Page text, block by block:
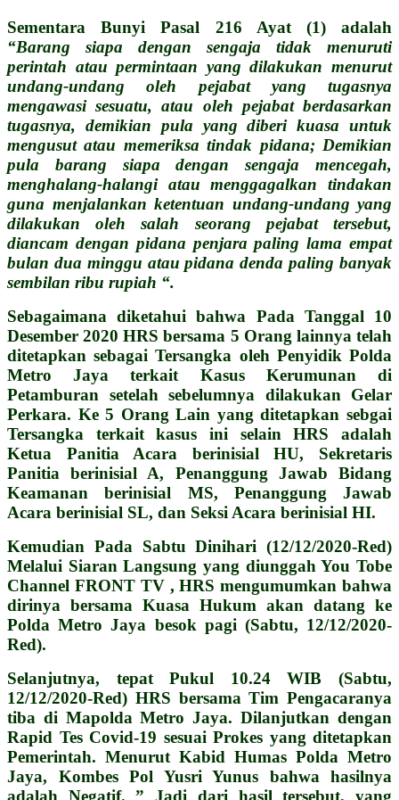
Sementara Bunyi Pasal 216 Ayat (1) adalah
“Barang siapa dengan sengaja tidak menuruti
perintah atau permintaan yang dilakukan menurut
undang-undang oleh pejabat yang tugasnya
mengawasi sesuatu, atau oleh pejabat berdasarkan
tugasnya, demikian pula yang diberi kuasa untuk
mengusut atau memeriksa tindak pidana; Demikian
pula barang siapa dengan sengaja mencegah,
menghalang-halangi atau menggagalkan tindakan
guna menjalankan ketentuan undang-undang yang
dilakukan oleh salah seorang pejabat tersebut,
diancam dengan pidana penjara paling lama empat
bulan dua minggu atau pidana denda paling banyak
sembilan ribu rupiah “.
Sebagaimana diketahui bahwa Pada Tanggal 10
Desember 2020 HRS bersama 5 Orang lainnya telah
ditetapkan sebagai Tersangka oleh Penyidik Polda
Metro Jaya terkait Kasus Kerumunan di
Petamburan setelah sebelumnya dilakukan Gelar
Perkara. Ke 5 Orang Lain yang ditetapkan sebgai
Tersangka terkait kasus ini selain HRS adalah
Ketua Panitia Acara berinisial HU, Sekretaris
Panitia berinisial A, Penanggung Jawab Bidang
Keamanan berinisial MS, Penanggung Jawab
Acara berinisial SL, dan Seksi Acara berinisial HI.
Kemudian Pada Sabtu Dinihari (12/12/2020-Red)
Melalui Siaran Langsung yang diunggah You Tobe
Channel FRONT TV , HRS mengumumkan bahwa
dirinya bersama Kuasa Hukum akan datang ke
Polda Metro Jaya besok pagi (Sabtu, 12/12/2020-
Red).
Selanjutnya, tepat Pukul 10.24 WIB (Sabtu,
12/12/2020-Red) HRS bersama Tim Pengacaranya
tiba di Mapolda Metro Jaya. Dilanjutkan dengan
Rapid Tes Covid-19 sesuai Prokes yang ditetapkan
Pemerintah. Menurut Kabid Humas Polda Metro
Jaya, Kombes Pol Yusri Yunus bahwa hasilnya
adalah Negatif. ” Jadi dari hasil tersebut, yang